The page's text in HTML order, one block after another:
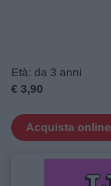
Età: da 3 anni
€ 3,90
Acquista online